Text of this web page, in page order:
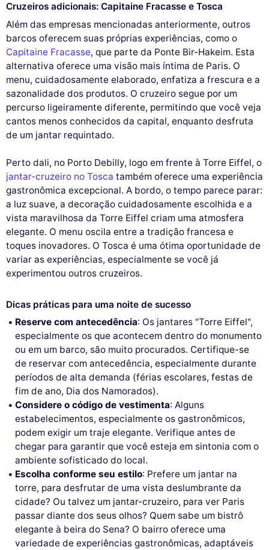
Este site utiliza
cookies
Utilizamos cookies e os seus dados pessoais para melhorar a sua
anúncios publicitários que lhe são apresentados. Pode aceitar, rejeitar
ou gerir as suas preferências a qualquer momento.
Nunca! Deixe-me ver Ok para mim
Cruzeiros adicionais: Capitaine Fracasse e Tosca
Além das empresas mencionadas anteriormente, outros
barcos oferecem suas próprias experiências, como o
Capitaine Fracasse, que parte da Ponte Bir-Hakeim. Esta
alternativa oferece uma visão mais íntima de Paris. O
menu, cuidadosamente elaborado, enfatiza a frescura e a
sazonalidade dos produtos. O cruzeiro segue por um
percurso ligeiramente diferente, permitindo que você veja
cantos menos conhecidos da capital, enquanto desfruta
de um jantar requintado.
Perto dali, no Porto Debilly, logo em frente à Torre Eiffel, o
jantar-cruzeiro no Tosca também oferece uma experiência
gastronômica excepcional. A bordo, o tempo parece parar:
a luz suave, a decoração cuidadosamente escolhida e a
vista maravilhosa da Torre Eiffel criam uma atmosfera
elegante. O menu oscila entre a tradição francesa e
toques inovadores. O Tosca é uma ótima oportunidade de
variar as experiências, especialmente se você já
experimentou outros cruzeiros.
Dicas práticas para uma noite de sucesso
Reserve com antecedência: Os jantares "Torre Eiffel",
especialmente os que acontecem dentro do monumento
ou em um barco, são muito procurados. Certifique-se
de reservar com antecedência, especialmente durante
períodos de alta demanda (férias escolares, festas de
fim de ano, Dia dos Namorados).
Considere o código de vestimenta: Alguns
estabelecimentos, especialmente os gastronômicos,
podem exigir um traje elegante. Verifique antes de
chegar para garantir que você esteja em sintonia com o
ambiente sofisticado do local.
Escolha conforme seu estilo: Prefere um jantar na
torre, para desfrutar de uma vista deslumbrante da
cidade? Ou talvez um jantar-cruzeiro, para ver Paris
passar diante dos seus olhos? Quem sabe um bistrô
elegante à beira do Sena? O bairro oferece uma
variedade de experiências gastronômicas, adaptáveis